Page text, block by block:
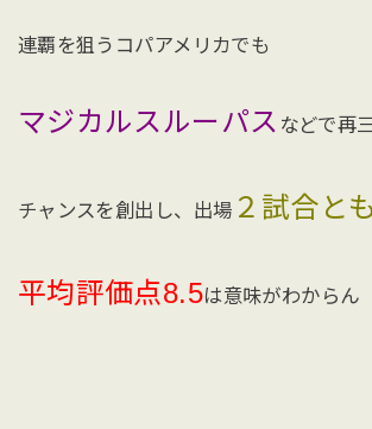
連覇を狙うコパアメリカでも
マジカルスルーパス などで再
チャンスを創出し、出場 ２試合と
平均評価点8.5は意味がわからん